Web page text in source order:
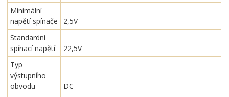
Minimální
napětí spínače
2,5V
Standardní
spínací napětí
22,5V
Typ
výstupního
obvodu
DC